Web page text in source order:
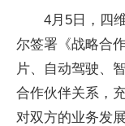
4月5日，四
尔签署《战略合
片、自动驾驶、
合作伙伴关系，
对双方的业务发